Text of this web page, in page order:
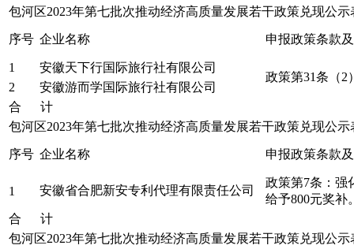
包河区2023年第七批次推动经济高质量发展若干政策兑现公
序号 企业名称 申报政策条款
1 安徽天下行国际旅行社有限公司
政策第31条（2
2
安徽游而学国际旅行社有限公司
合 计
包河区2023年第七批次推动经济高质量发展若干政策兑现公
序号 企业名称 申报政策条款
1 安徽省合肥新安专利代理有限责任公司
政策第7条：强
给予800元奖补
合 计
包河区2023年第七批次推动经济高质量发展若干政策兑现公